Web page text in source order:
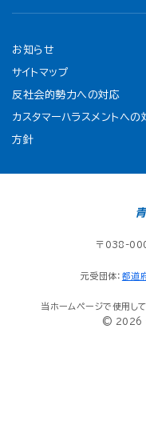
お知らせ
サイトマップ
反社会的勢力への対応
カスタマーハラスメントへの
方針
〒038-
元受団体： 都道
当ホームページで使用し
© 2026